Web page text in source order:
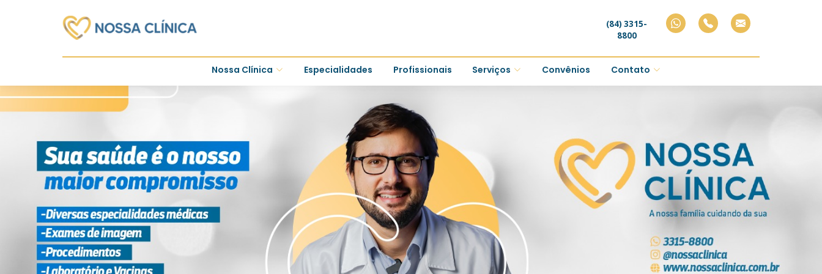
(84) 3315-
8800
Nossa Clínica Especialidades Profissionais Serviços Convênios Contato